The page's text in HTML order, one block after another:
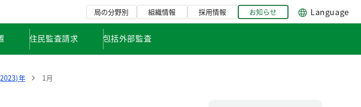
局の分野別 組織情報 採用情報 お知らせ Language
住民監査請求 包括外部監査
年 1月